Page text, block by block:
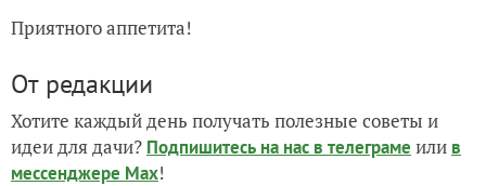
Приятного аппетита!
От редакции
Хотите каждый день получать полезные советы и
идеи для дачи? Подпишитесь на нас в телеграме или в
мессенджере Max!